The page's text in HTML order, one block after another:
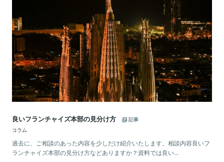
良いフランチャイズ本部の見分け方
記事
コラム
過去に、ご相談のあった内容を少しだけ紹介いたします。相談内容良いフ
ランチャイズ本部の見分け方などありますか？資料では良い...